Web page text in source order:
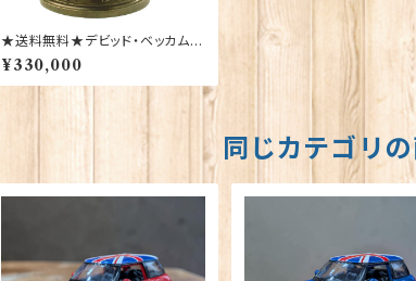
★送料無料★デビッド・ベッカム
ブロンズ像【Manchester Unite
d】40108-954
¥330,000
同じカテゴリ